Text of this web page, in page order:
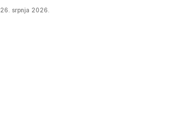
26. srpnja 2026.